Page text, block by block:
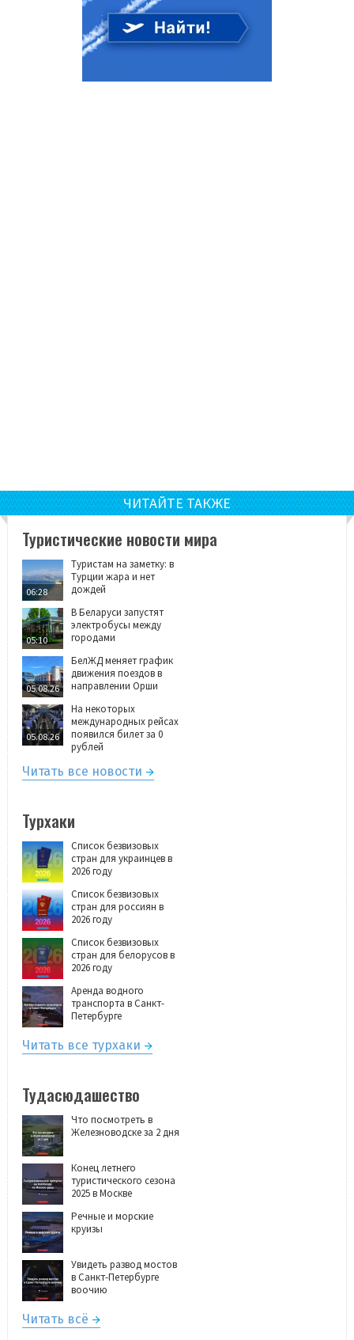
ЧИТАЙТЕ ТАКЖЕ
Туристические новости мира
06:28
Туристам на заметку: в
Турции жара и нет
дождей
05:10
В Беларуси запустят
электробусы между
городами
05.08.26
БелЖД меняет график
движения поездов в
направлении Орши
05.08.26
На некоторых
международных рейсах
появился билет за 0
рублей
Читать все новости
Турхаки
Список безвизовых
стран для украинцев в
2026 году
Список безвизовых
стран для россиян в
2026 году
Список безвизовых
стран для белорусов в
2026 году
Аренда водного
транспорта в Санкт-
Петербурге
Читать все турхаки
Тудасюдашество
Что посмотреть в
Железноводске за 2 дня
Конец летнего
туристического сезона
2025 в Москве
Речные и морские
круизы
Увидеть развод мостов
в Санкт-Петербурге
воочию
Читать всё